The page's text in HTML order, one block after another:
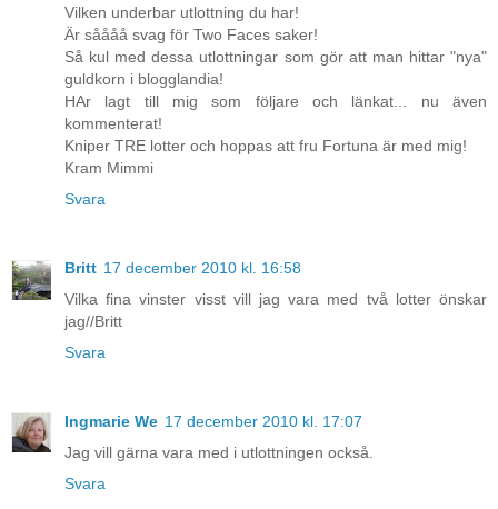
Vilken underbar utlottning du har!
Är såååå svag för Two Faces saker!
Så kul med dessa utlottningar som gör att man hittar "nya"
guldkorn i blogglandia!
HAr lagt till mig som följare och länkat... nu även
kommenterat!
Kniper TRE lotter och hoppas att fru Fortuna är med mig!
Kram Mimmi
Svara
Britt 17 december 2010 kl. 16:58
Vilka fina vinster visst vill jag vara med två lotter önskar
jag//Britt
Svara
Ingmarie We 17 december 2010 kl. 17:07
Jag vill gärna vara med i utlottningen också.
Svara